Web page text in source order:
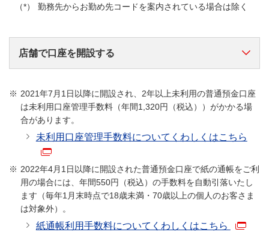
勤務先からお勤め先コードを案内されている場合は除く
店舗で口座を開設する
口座開設希望店舗にお越しください。
ご来店の際には
ズにお手続きいただけます。
2021年7月1日以降に開設され、2年以上未利用の普通預金口座
は未利用口座管理手数料（年間1,320円（税込））がかかる場
合があります。
未利用口座管理手数料についてくわしくはこちら
2022年4月1日以降に開設された普通預金口座で紙の通帳をご利
用の場合には、年間550円（税込）の手数料を自動引落いたし
ます（毎年1月末時点で18歳未満・70歳以上の個人のお客さま
は対象外）。
紙通帳利用手数料についてくわしくはこちら